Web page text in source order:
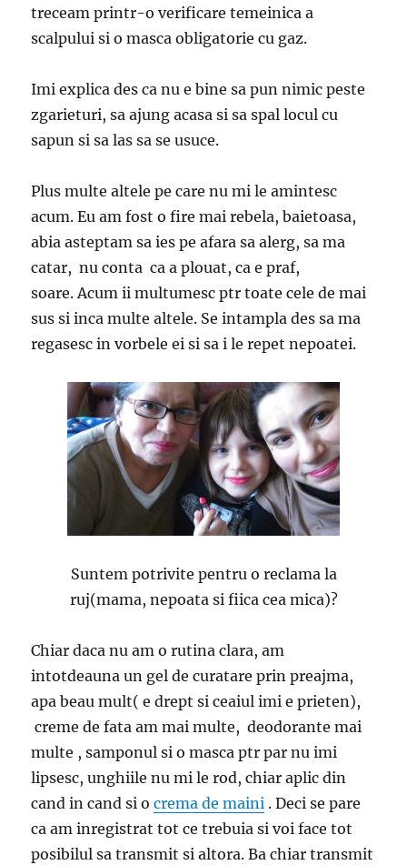
treceam printr-o verificare temeinica a
scalpului si o masca obligatorie cu gaz.
Imi explica des ca nu e bine sa pun nimic peste
zgarieturi, sa ajung acasa si sa spal locul cu
sapun si sa las sa se usuce.
Plus multe altele pe care nu mi le amintesc
acum. Eu am fost o fire mai rebela, baietoasa,
abia asteptam sa ies pe afara sa alerg, sa ma
catar, nu conta ca a plouat, ca e praf,
soare. Acum ii multumesc ptr toate cele de mai
sus si inca multe altele. Se intampla des sa ma
regasesc in vorbele ei si sa i le repet nepoatei.
Suntem potrivite pentru o reclama la
ruj(mama, nepoata si fiica cea mica)?
Chiar daca nu am o rutina clara, am
intotdeauna un gel de curatare prin preajma,
apa beau mult( e drept si ceaiul imi e prieten),
creme de fata am mai multe, deodorante mai
multe , samponul si o masca ptr par nu imi
lipsesc, unghiile nu mi le rod, chiar aplic din
cand in cand si ocrema de maini . Deci se pare
ca am inregistrat tot ce trebuia si voi face tot
posibilul sa transmit si altora. Ba chiar transmit